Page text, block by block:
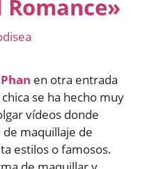
Romance»
en otra entrada
se ha hecho muy
vídeos donde
maquillaje de
estilos o famosos.